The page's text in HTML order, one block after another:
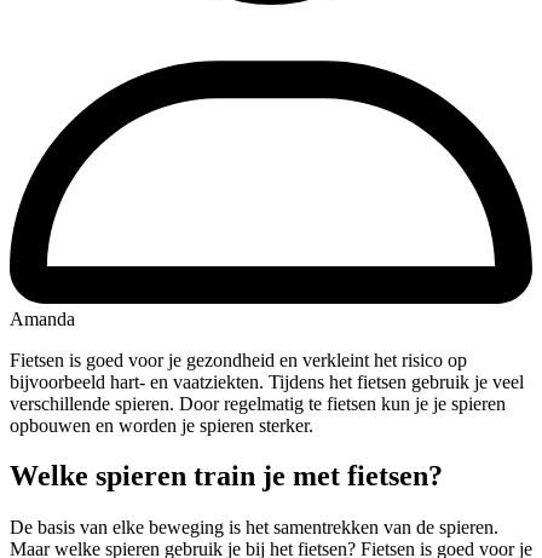
Amanda
Fietsen is goed voor je gezondheid en verkleint het risico op
bijvoorbeeld hart- en vaatziekten. Tijdens het fietsen gebruik je veel
verschillende spieren. Door regelmatig te fietsen kun je je spieren
opbouwen en worden je spieren sterker.
Welke spieren train je met fietsen?
De basis van elke beweging is het samentrekken van de spieren.
Maar welke spieren gebruik je bij het fietsen? Fietsen is goed voor je